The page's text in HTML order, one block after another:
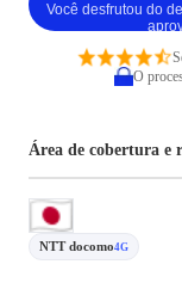
Você desfrutou do
O
Área de cobertura e
NTT docomo4G